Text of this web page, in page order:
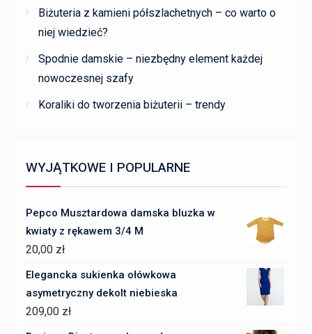
Biżuteria z kamieni półszlachetnych – co warto o
niej wiedzieć?
Spodnie damskie – niezbędny element każdej
nowoczesnej szafy
Koraliki do tworzenia biżuterii – trendy
WYJĄTKOWE I POPULARNE
Pepco Musztardowa damska bluzka w
kwiaty z rękawem 3/4 M
20,00 zł
Elegancka sukienka ołówkowa
asymetryczny dekolt niebieska
209,00 zł